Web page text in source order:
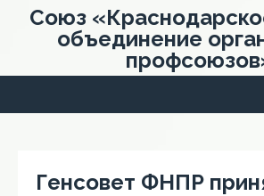
Союз
объединение
Генсовет ФНПР